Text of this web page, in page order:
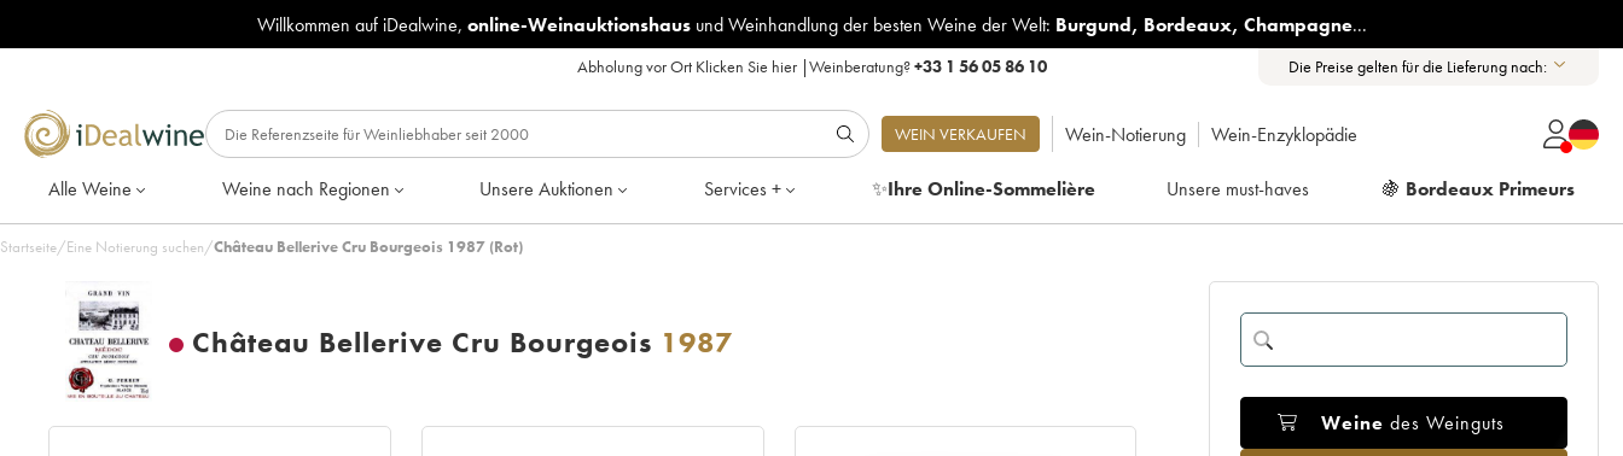
Willkommen auf iDealwine, online-Weinauktionshausund Weinhandlung der besten Weine der Welt: Burgund, Bordeaux, Champagne...
Abholung vor Ort Klicken Sie hier|Weinberatung?+33 1 56 05 86 10 Die Preise gelten für die Lieferung nach:
WEIN VERKAUFEN Wein-Notierung Wein-Enzyklopädie
Alle Weine Weine nach Regionen Unsere Auktionen Services + ✨Ihre Online-Sommelière Unsere must-haves 🍇 Bordeaux Primeurs
Startseite/Eine Notierung suchen/Château Bellerive Cru Bourgeois 1987 (Rot)
Château Bellerive Cru Bourgeois 1987
Weine des Weinguts